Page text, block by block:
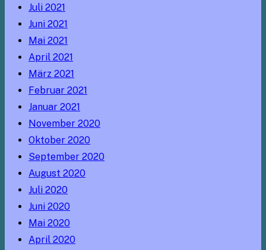
Juli 2021
Juni 2021
Mai 2021
April 2021
März 2021
Februar 2021
Januar 2021
November 2020
Oktober 2020
September 2020
August 2020
Juli 2020
Juni 2020
Mai 2020
April 2020